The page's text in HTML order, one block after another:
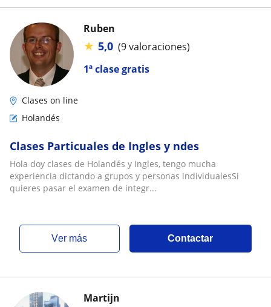
1ª clase gratis
Ruben
★ 5,0 (9 valoraciones)
Clases on line
Holandés
Clases Particuales de Ingles y ndes
Hola doy clases de Holandés y Ingles, tengo mucha
experiencia dictando a grupos y personas individualesSi
quieres pasar el examen de integr...
ver más Contactar
Martijn